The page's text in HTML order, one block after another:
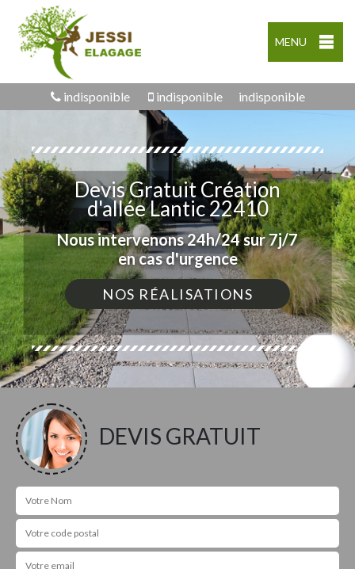
MENU
indisponible indisponible indisponible
Devis Gratuit Création
d'allée Lantic 22410
Nous intervenons 24h/24 sur 7j/7
en cas d'urgence
NOS RÉALISATIONS
DEVIS GRATUIT